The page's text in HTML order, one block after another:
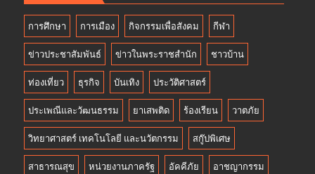
การศึกษา การเมือง กิจกรรมเพื่อสังคม กีฬา
ข่าวประชาสัมพันธ์ ข่าวในพระราชสำนัก ชาวบ้าน
ท่องเที่ยว ธุรกิจ บันเทิง ประวัติศาสตร์
ประเพณีและวัฒนธรรม ยาเสพติด ร้องเรียน วาตภัย
วิทยาศาสตร์ เทคโนโลยี และนวัตกรรม สกู๊ปพิเศษ
สาธารณสุข หน่วยงานภาครัฐ อัคคีภัย อาชญากรรม